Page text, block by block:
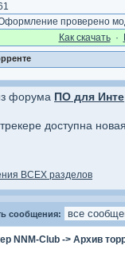
проверено
Как cкачать·
форума ПО для
доступна
ВСЕХ разделов
сообщения:
NNM-Club -> Архив